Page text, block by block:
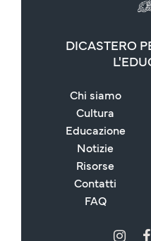
DICASTERO
Chi siamo
Cultura
Educazione
Notizie
Risorse
Contatti
FAQ